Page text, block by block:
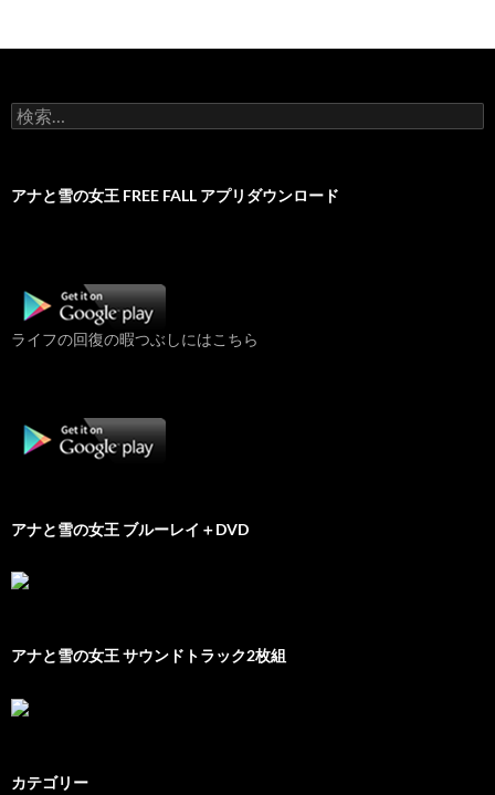
検
索:
アナと雪の女王 FREE FALL アプリダウンロード
ライフの回復の暇つぶしにはこちら
アナと雪の女王 ブルーレイ＋DVD
アナと雪の女王 サウンドトラック2枚組
カテゴリー